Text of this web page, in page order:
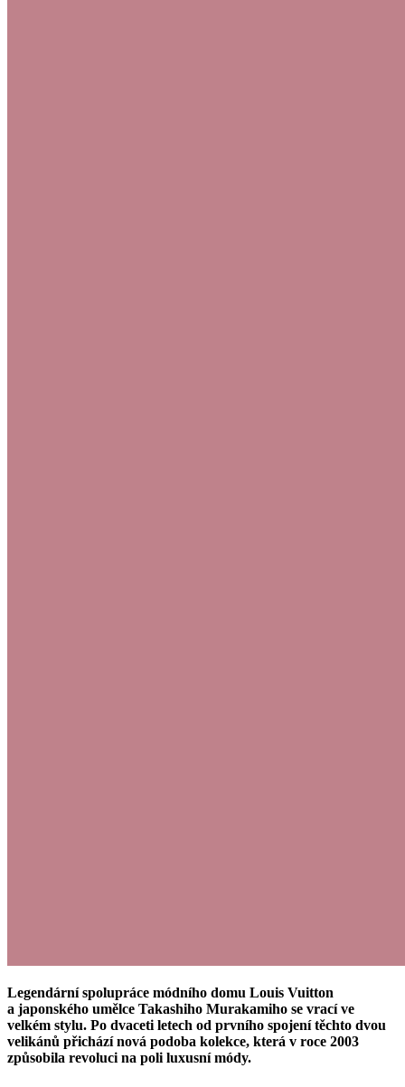
Legendární spolupráce módního domu Louis Vuitton
a japonského umělce Takashiho Murakamiho se vrací ve
velkém stylu. Po dvaceti letech od prvního spojení těchto dvou
velikánů přichází nová podoba kolekce, která v roce 2003
způsobila revoluci na poli luxusní módy.